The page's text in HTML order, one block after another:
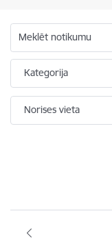
Meklēt notikumu
Kategorija
Norises vieta